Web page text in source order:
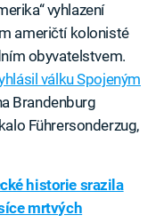
vyhlazení
američtí kolonisté
obyvatelstvem.
válku Spojeným
Brandenburg
Führersonderzug,
historie srazila
mrtvých